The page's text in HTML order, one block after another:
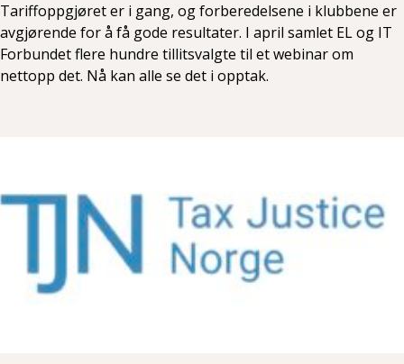
Tariffoppgjøret er i gang, og forberedelsene i klubbene er
avgjørende for å få gode resultater. I april samlet EL og IT
Forbundet flere hundre tillitsvalgte til et webinar om
nettopp det. Nå kan alle se det i opptak.